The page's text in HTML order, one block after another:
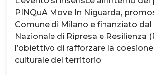
PINQuA Move In Niguarda,
Comune di Milano e finanziato dal
Nazionale di Ripresa e Resilienza
l’obiettivo di rafforzare la
culturale del territorio